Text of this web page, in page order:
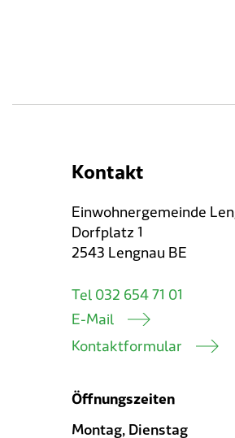
Kontakt
Einwohnergemeinde
Dorfplatz 1
2543 Lengnau BE
Tel 032 654 71 01
E-Mail
Kontaktformular
Öffnungszeiten
Montag, Dienstag